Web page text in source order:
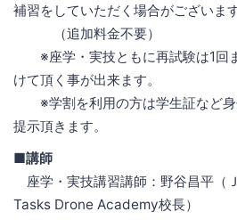
補習をしていただく場合がございます
（追加料金不要）
※座学・実技ともに再試験は1回
けて頂く事が出来ます。
※学割を利用の方は学生証など身
提示頂きます。
■講師
座学・実技講習講師：野谷昌平（
Tasks Drone Academy校長）